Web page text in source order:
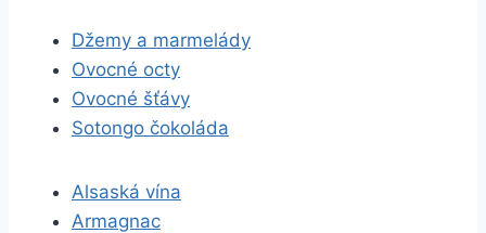
Džemy a marmelády
Ovocné octy
Ovocné šťávy
Sotongo čokoláda
Alsaská vína
Armagnac